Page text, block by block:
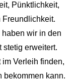
Pünktlichkeit,
wir in den
stetig erweitert.
Verleih finden,
bekommen kann.